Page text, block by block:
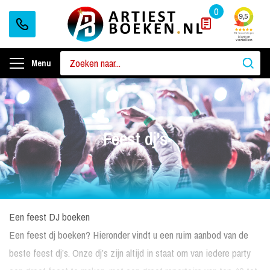
0
Menu
Feest dj's
Een feest DJ boeken
Een feest dj boeken? Hieronder vindt u een ruim aanbod van de
beste feest dj’s. Onze dj’s zijn altijd in staat om van iedere party